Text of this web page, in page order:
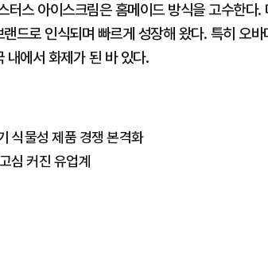
스 아이스크림은 홈메이드 방식을 고수한다.
드로 인식되며 빠르게 성장해 왔다. 특히 오바
내에서 화제가 된 바 있다.
식물성 제품 경쟁 본격화
심 커진 유업계